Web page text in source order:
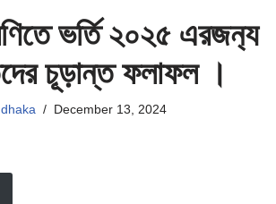
ভর্তি ২০২৫ এরজন‍্য
চূড়ান্ত ফলাফল ।
dhaka December 13, 2024